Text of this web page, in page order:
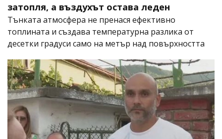
затопля, а въздухът остава леден
Тънката атмосфера не пренася ефективно
топлината и създава температурна разлика от
десетки градуси само на метър над повърхността